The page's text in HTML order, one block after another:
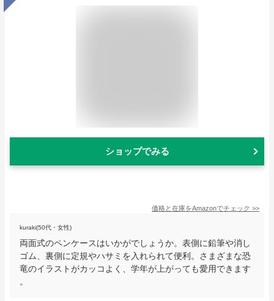
ショップでみる
価格と在庫をAmazonでチェック >>
kuraki(50代・女性)
両面式のペンケースはいかがでしょうか。表側に鉛筆や消し
ゴム、裏側に定規やハサミを入れられて便利。さまざまな恐
竜のイラストがカッコよく、学年が上がっても愛用できます
。